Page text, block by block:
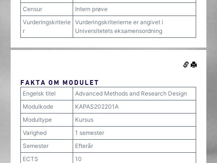
Censur
Intern prøve
Vurderingskriterie
r
Vurderingskriterierne er angivet i
Universitetets eksamensordning
FAKTA OM MODULET
Engelsk titel
Advanced Methods and Research Design
Modulkode
KAPAS202201A
Modultype
Kursus
Varighed
1 semester
Semester
Efterår
ECTS
10